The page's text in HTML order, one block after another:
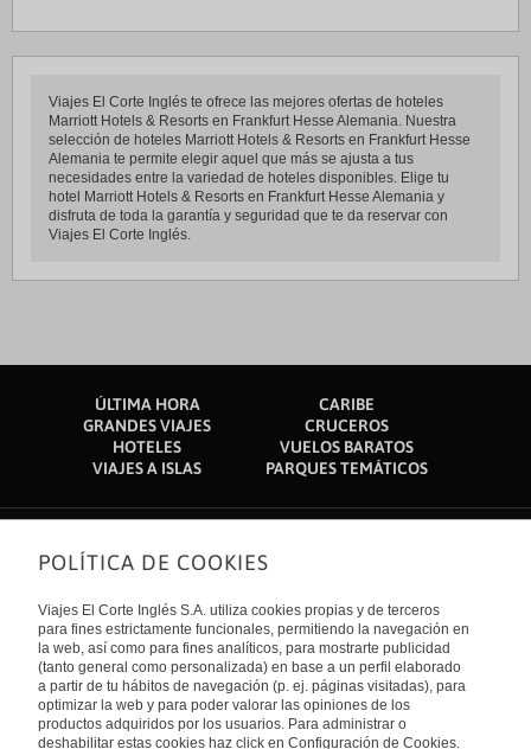
Viajes El Corte Inglés te ofrece las mejores ofertas de hoteles
Marriott Hotels & Resorts en Frankfurt Hesse Alemania. Nuestra
selección de hoteles Marriott Hotels & Resorts en Frankfurt Hesse
Alemania te permite elegir aquel que más se ajusta a tus
necesidades entre la variedad de hoteles disponibles. Elige tu
hotel Marriott Hotels & Resorts en Frankfurt Hesse Alemania y
disfruta de toda la garantía y seguridad que te da reservar con
Viajes El Corte Inglés.
ÚLTIMA HORA
CARIBE
GRANDES VIAJES
CRUCEROS
HOTELES
VUELOS BARATOS
VIAJES A ISLAS
PARQUES TEMÁTICOS
Sobre nosotros
Quiénes somos
Financiación
Sostenibilidad
Turismo accesible
Tarjeta El Corte Inglés
Trabaja con nosotros
El Corte Inglés
Canal Ético
Enlaces de interés
Guías de viaje
Catálogos
Auto check-in
Condiciones Generales
Política de privacidad
Internacional
España
POLÍTICA DE COOKIES
Viajes El Corte Inglés S.A. utiliza cookies propias y de terceros
para fines estrictamente funcionales, permitiendo la navegación en
la web, así como para fines analíticos, para mostrarte publicidad
(tanto general como personalizada) en base a un perfil elaborado
a partir de tu hábitos de navegación (p. ej. páginas visitadas), para
optimizar la web y para poder valorar las opiniones de los
productos adquiridos por los usuarios. Para administrar o
deshabilitar estas cookies haz click en Configuración de Cookies.